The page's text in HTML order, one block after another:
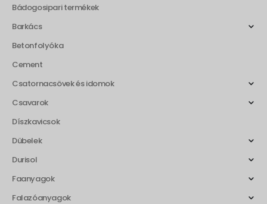
Bádogosipari termékek
Barkács
Betonfolyóka
Cement
Csatornacsövek és idomok
Csavarok
Díszkavicsok
Dübelek
Durisol
Faanyagok
Falazóanyagok